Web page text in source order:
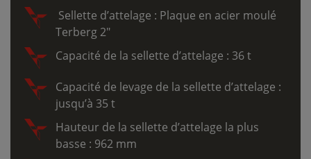
Sellette d’attelage : Plaque en acier moulé
Terberg 2"
Capacité de la sellette d’attelage : 36 t
Capacité de levage de la sellette d’attelage :
jusqu’à 35 t
Hauteur de la sellette d’attelage la plus
basse : 962 mm